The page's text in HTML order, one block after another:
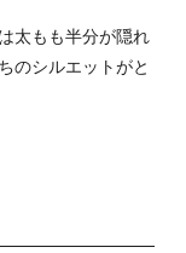
太もも半分が隠れ
のシルエットがと